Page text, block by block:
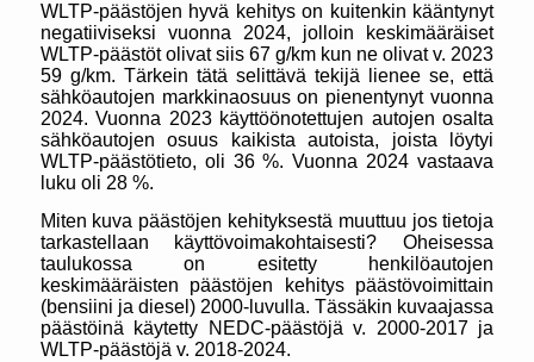
WLTP-päästöjen hyvä kehitys on kuitenkin kääntynyt
negatiiviseksi vuonna 2024, jolloin keskimääräiset
WLTP-päästöt olivat siis 67 g/km kun ne olivat v. 2023
59 g/km. Tärkein tätä selittävä tekijä lienee se, että
sähköautojen markkinaosuus on pienentynyt vuonna
2024. Vuonna 2023 käyttöönotettujen autojen osalta
sähköautojen osuus kaikista autoista, joista löytyi
WLTP-päästötieto, oli 36 %. Vuonna 2024 vastaava
luku oli 28 %.
Miten kuva päästöjen kehityksestä muuttuu jos tietoja
tarkastellaan käyttövoimakohtaisesti? Oheisessa
taulukossa on esitetty henkilöautojen
keskimääräisten päästöjen kehitys päästövoimittain
(bensiini ja diesel) 2000-luvulla. Tässäkin kuvaajassa
päästöinä käytetty NEDC-päästöjä v. 2000-2017 ja
WLTP-päästöjä v. 2018-2024.